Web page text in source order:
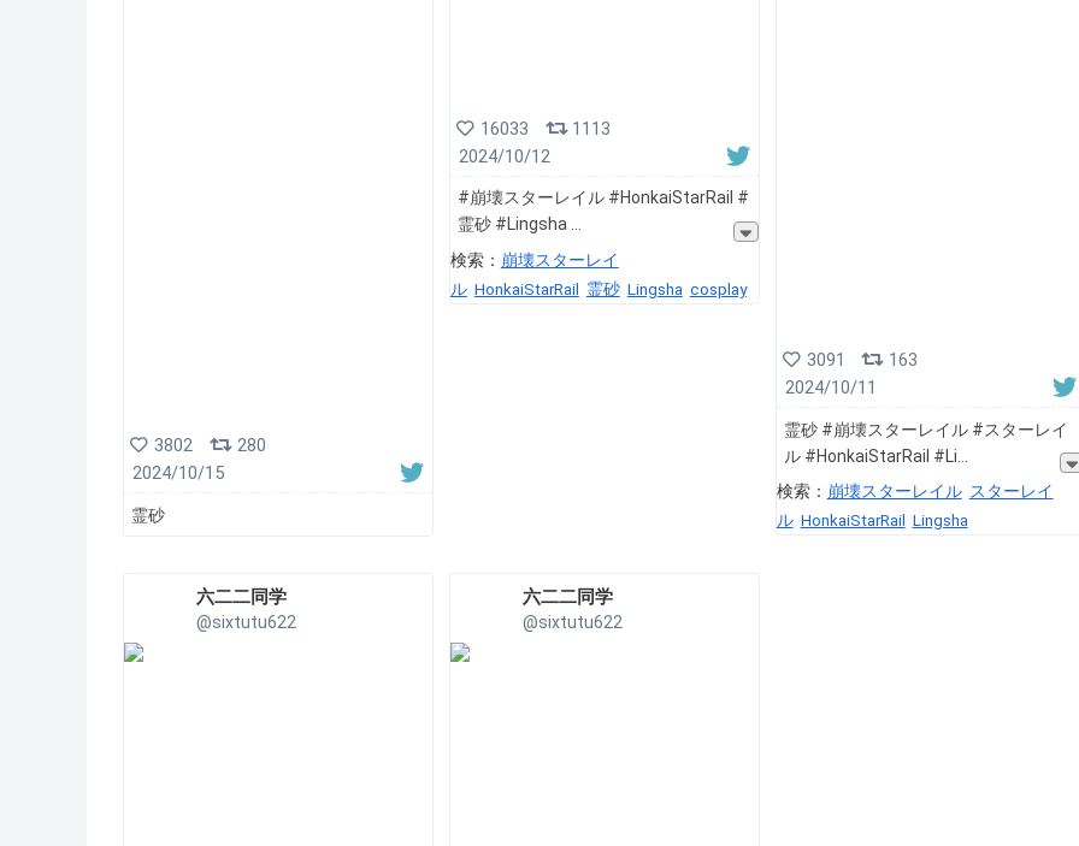
3802
280
2024/10/15
霊砂
16033
1113
2024/10/12
#崩壊スターレイル #HonkaiStarRail #
霊砂 #Lingsha
検索： 崩壊スターレイ
ル HonkaiStarRail 霊砂 Lingsha cosplay
3091
163
2024/10/11
霊砂 #崩壊スターレイル #スターレイ
ル #HonkaiStarRail #Li
検索： 崩壊スターレイル スターレイ
ル HonkaiStarRail Lingsha
六二二同学
@sixtutu622
六二二同学
@sixtutu622